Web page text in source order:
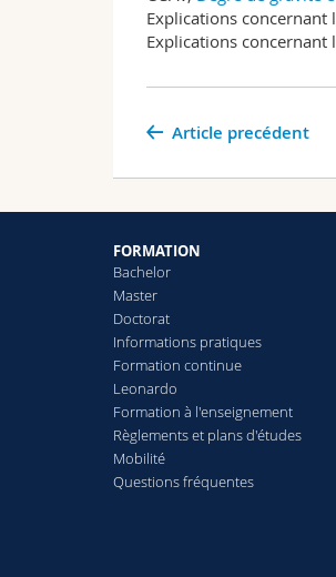
Explications concernant
Explications concernant
Article precédent
FORMATION
Bachelor
Master
Doctorat
Informations pratiques
Formation continue
Leonardo
Formation à l'enseignement
Règlements et plans d'études
Mobilité
Questions fréquentes